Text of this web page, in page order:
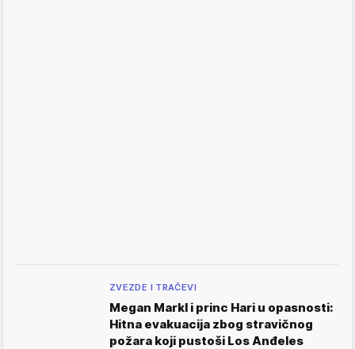
ZVEZDE I TRAČEVI
Megan Markl i princ Hari u opasnosti:
Hitna evakuacija zbog stravičnog
požara koji pustoši Los Anđeles